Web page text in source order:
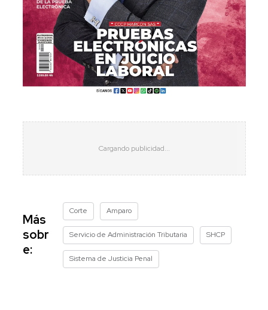
Más
sobr
e:
Corte Amparo
Servicio de Administración Tributaria SHCP
Sistema de Justicia Penal